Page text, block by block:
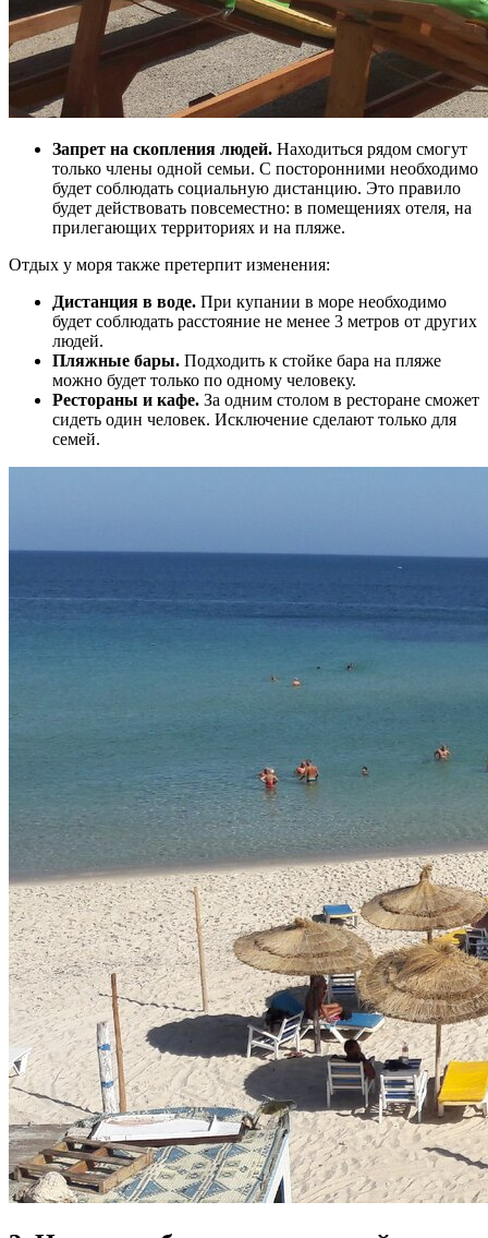
Запрет на скопления людей. Находиться рядом смогут
только члены одной семьи. С посторонними необходимо
будет соблюдать социальную дистанцию. Это правило
будет действовать повсеместно: в помещениях отеля, на
прилегающих территориях и на пляже.
Отдых у моря также претерпит изменения:
Дистанция в воде. При купании в море необходимо
будет соблюдать расстояние не менее 3 метров от других
людей.
Пляжные бары. Подходить к стойке бара на пляже
можно будет только по одному человеку.
Рестораны и кафе. За одним столом в ресторане сможет
сидеть один человек. Исключение сделают только для
семей.